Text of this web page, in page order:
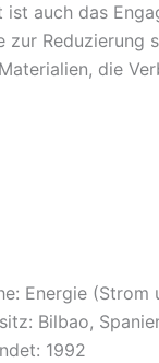
ist auch das
zur Reduzierung
die
Energie (Strom
Bilbao,
1992